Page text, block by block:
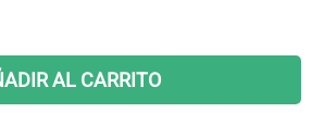
AL CARRITO